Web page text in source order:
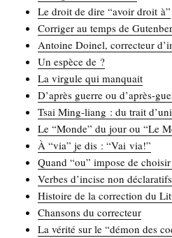
Le droit de dire “avoir droit à”
Cor­ri­ger au temps de
Antoine Doi­nel, cor­rec­teur
Un espèce de ?
La vir­gule qui manquait
D’après guerre ou d’après-
Tsai Ming-liang : du trait
Le “Monde” du jour ou “Le
À “via” je dis : “Vai via!”
Quand “ou” impose de
Verbes d’incise non déclaratifs
His­toire de la cor­rec­tion du
Chan­sons du correcteur
La véri­té sur le “démon des